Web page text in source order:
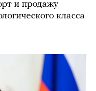
и продажу
класса